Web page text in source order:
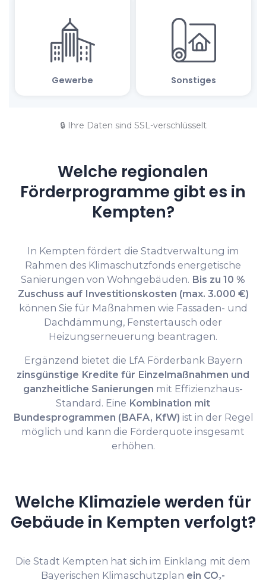
🔒 Ihre Daten sind SSL-verschlüsselt
Welche regionalen
Förderprogramme gibt es in
Kempten?
In Kempten fördert die Stadtverwaltung im
Rahmen des Klimaschutzfonds energetische
Sanierungen von Wohngebäuden. Bis zu 10 %
Zuschuss auf Investitionskosten (max. 3.000 €)
können Sie für Maßnahmen wie Fassaden- und
Dachdämmung, Fenstertausch oder
Heizungserneuerung beantragen.
Ergänzend bietet die LfA Förderbank Bayern
zinsgünstige Kredite für Einzelmaßnahmen und
ganzheitliche Sanierungen mit Effizienzhaus-
Standard. Eine Kombination mit
Bundesprogrammen (BAFA, KfW) ist in der Regel
möglich und kann die Förderquote insgesamt
erhöhen.
Welche Klimaziele werden für
Gebäude in Kempten verfolgt?
Die Stadt Kempten hat sich im Einklang mit dem
Bayerischen Klimaschutzplan ein CO₂-